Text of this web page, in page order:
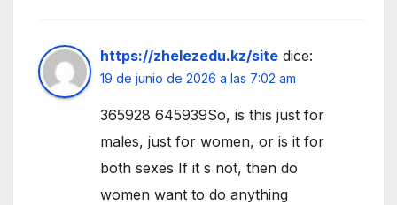
https://zhelezedu.kz/site dice:
19 de junio de 2026 a las 7:02 am
365928 645939So, is this just for
males, just for women, or is it for
both sexes If it s not, then do
women want to do anything